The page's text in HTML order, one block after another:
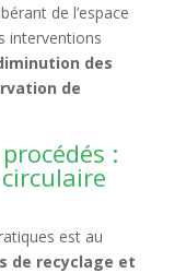
de l’espace
interventions
des
de
:
est au
de recyclage et